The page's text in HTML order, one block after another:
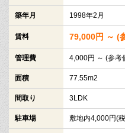
築年月 1998年2月
賃料 79,000円 ～ (
管理費 4,000円 ～ (参考
面積 77.55m2
間取り 3LDK
駐車場 敷地内4,000円(